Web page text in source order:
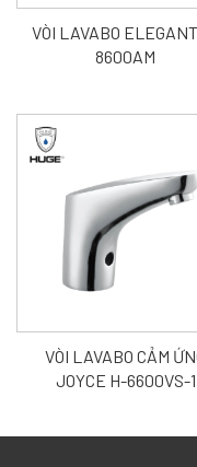
VÒI LAVABO
8600AM
VÒI LAVABO CẢM
JOYCE H-6600VS-1